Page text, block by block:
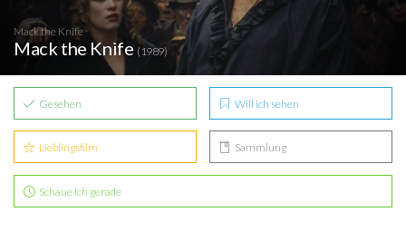
Mack the Knife
Mack the Knife (1989)
Gesehen Will ich sehen
Lieblingsfilm Sammlung
Schaue ich gerade